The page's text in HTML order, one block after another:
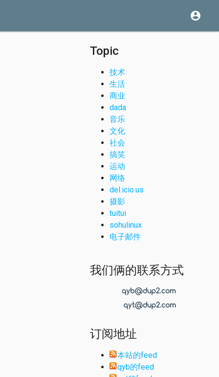
account_circle
Topic
技术
生活
商业
dada
音乐
文化
社会
搞笑
运动
网络
del.icio.us
摄影
tuitui
sohulinux
电子邮件
我们俩的联系方式
订阅地址
本站的feed
qyb的feed